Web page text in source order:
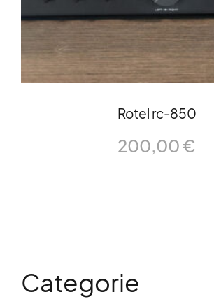
Rotel rc-850
200,00€
Categorie